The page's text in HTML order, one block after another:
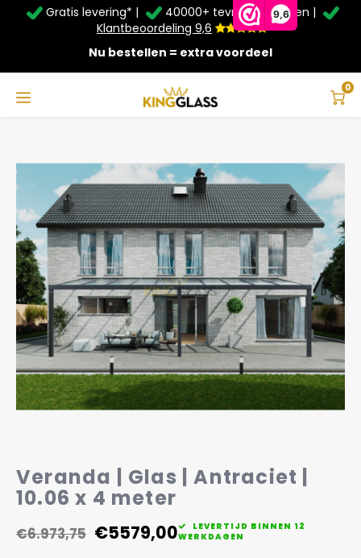
9,6
Service & Contact
Bezorging
Afhalen
Montage
Betaalmethoden
Garantie
Veelgestelde vragen
Taal
Gratis levering* |
40000+ tevreden klanten |
Klantbeoordeling 9,6
Nu bestellen = extra voordeel
0
Zomer Deals: Tot 20% kortingop schuifwanden en
veranda's +€20extra kassa korting*
Veranda | Glas | Antraciet | 10.06 x 4 meter
Veranda | Glas | Antraciet |
10.06 x 4 meter
€6.973,75 €5579,00
LEVERTIJD BINNEN 12
WERKDAGEN